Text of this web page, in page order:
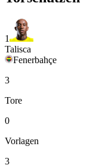
1
Talisca
Fenerbahçe
3
Tore
0
Vorlagen
3